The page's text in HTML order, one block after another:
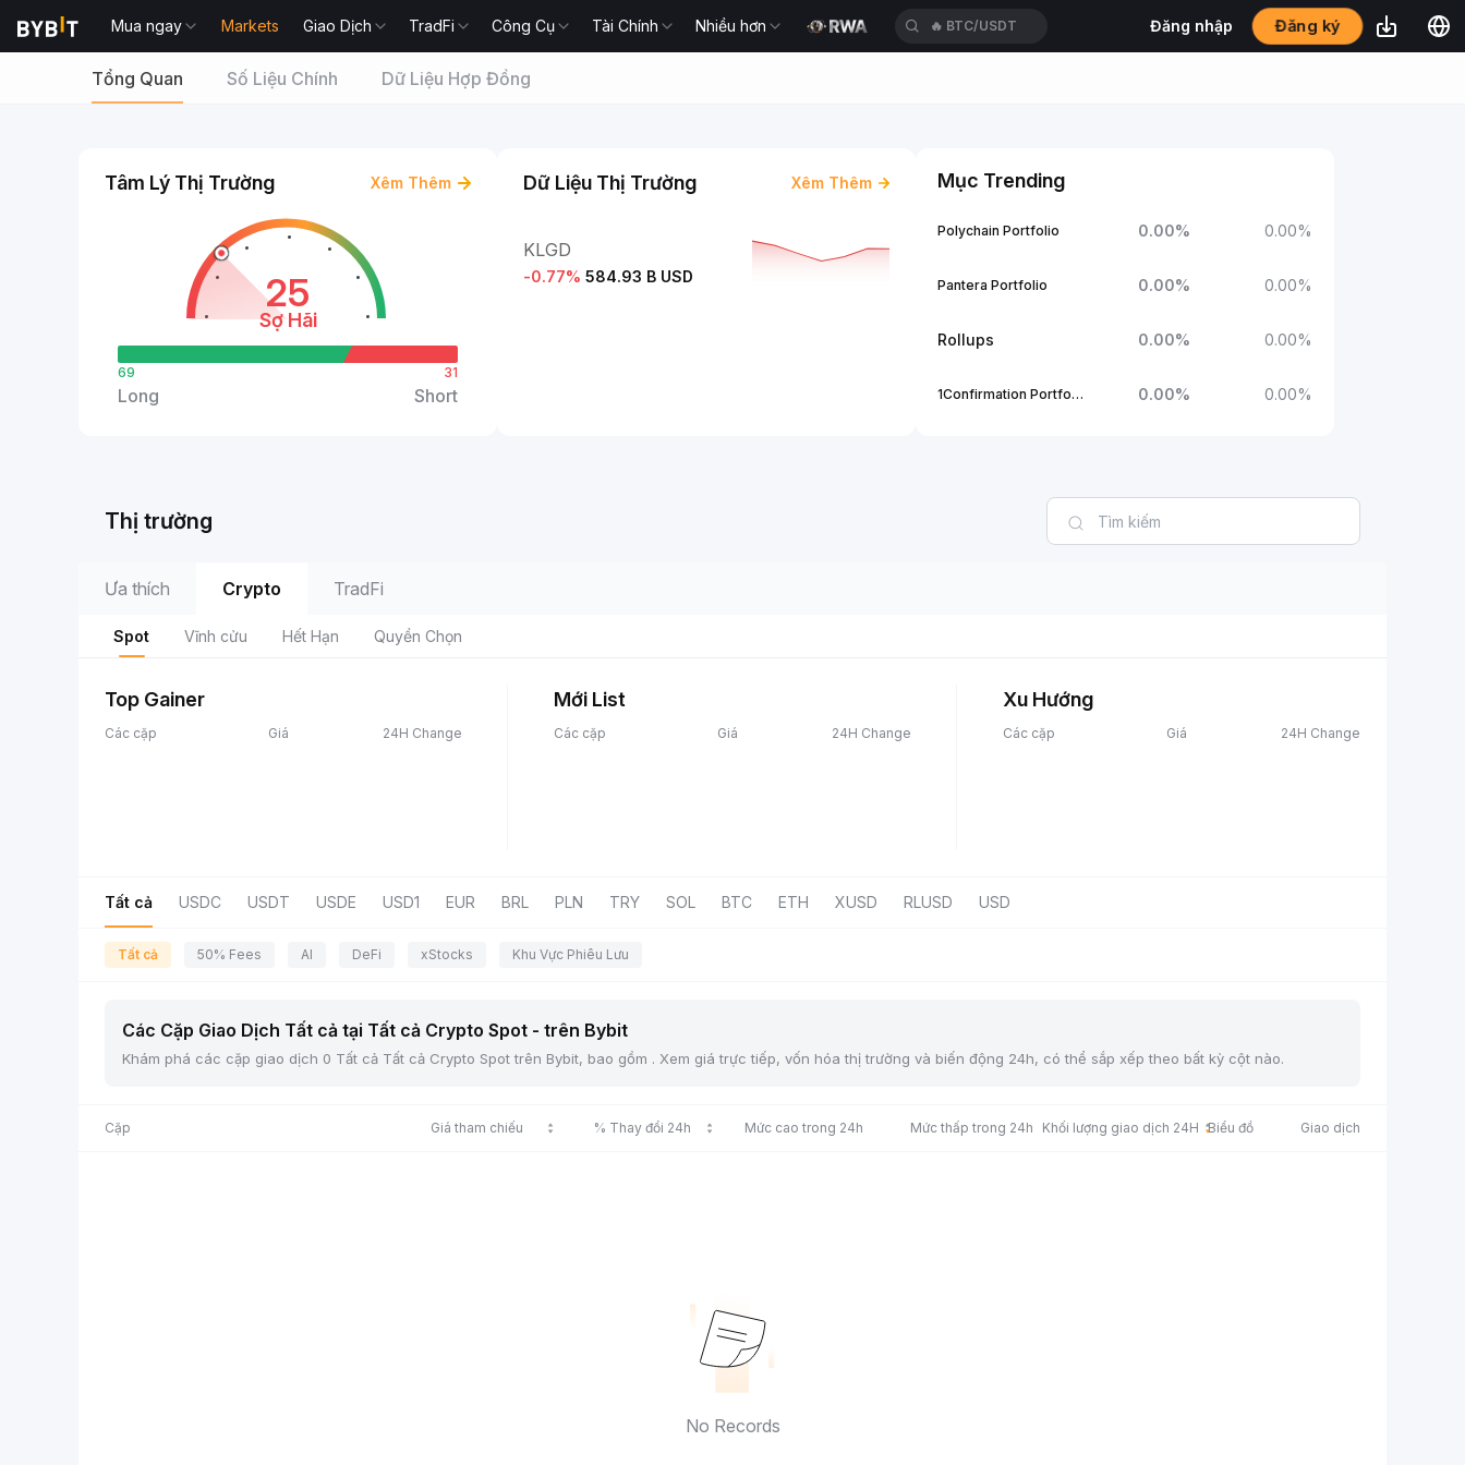
Mua ngay Markets Giao Dịch TradFi Công Cụ Tài Chính Nhiều hơn
🔥 XAUT/USDT
Đăng nhập Đăng ký
Tổng Quan Số Liệu Chính Dữ Liệu Hợp Đồng
Tâm Lý Thị Trường Xêm Thêm
25
Sợ Hãi
69
Long
31
Short
Dữ Liệu Thị Trường Xêm Thêm
KLGD
-0.77% 584.93 B USD
Mục Trending
Polychain Portfolio 0.00% 0.00%
Pantera Portfolio 0.00% 0.00%
Rollups 0.00% 0.00%
1Confirmation Portfolio 0.00% 0.00%
Thị trường
Ưa thích Crypto TradFi
Spot Vĩnh cửu Hết Hạn Quyền Chọn
Top Gainer
Các cặp Giá 24H Change
Mới List
Các cặp Giá 24H Change
Xu Hướng
Các cặp Giá 24H Change
Tất cả USDC USDT USDE USD1 EUR BRL PLN TRY SOL BTC ETH XUSD RLUSD USD
Tất cả 50% Fees AI DeFi xStocks Khu Vực Phiêu Lưu
Các Cặp Giao Dịch Tất cả tại Tất cả Crypto Spot - trên Bybit
Khám phá các cặp giao dịch 0 Tất cả Tất cả Crypto Spot trên Bybit, bao gồm . Xem giá trực tiếp, vốn hóa thị trường và biến động 24h, có thể sắp xếp theo bất kỳ cột nào.
Cặp Giá tham chiếu % Thay đổi 24h Mức cao trong 24h Mức thấp trong 24h Khối lượng giao dịch 24H Biểu đồ Giao dịch
No Records